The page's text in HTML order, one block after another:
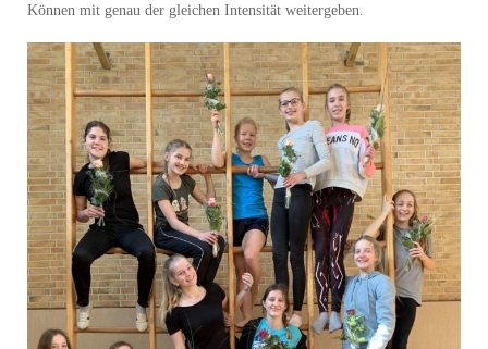
Können mit genau der gleichen Intensität weitergeben.